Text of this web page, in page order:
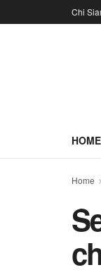
Chi
HOME
Home